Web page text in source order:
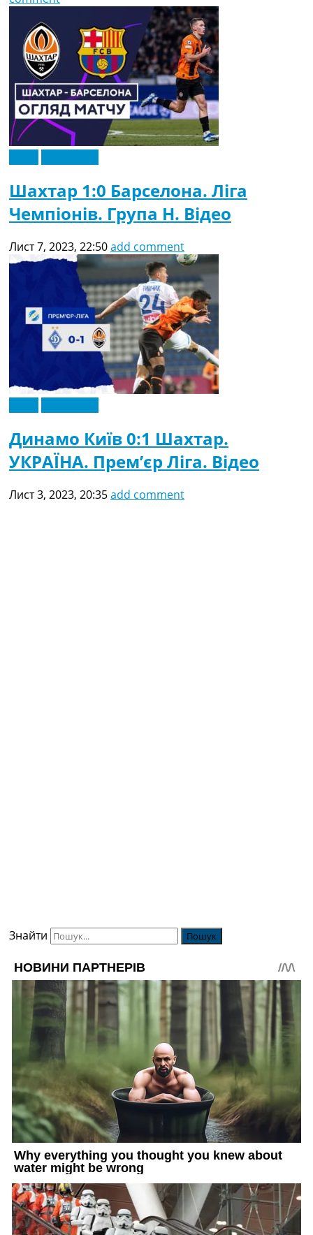
Шахтар 1:0 Барселона. Ліга
Чемпіонів. Група H. Відео
Лист 7, 2023, 22:50add comment
Динамо Київ 0:1 Шахтар.
УКРАЇНА. Прем’єр Ліга. Відео
Лист 3, 2023, 20:35add comment
Знайти